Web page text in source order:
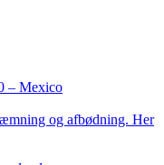
– Mexico
og afbødning. Her